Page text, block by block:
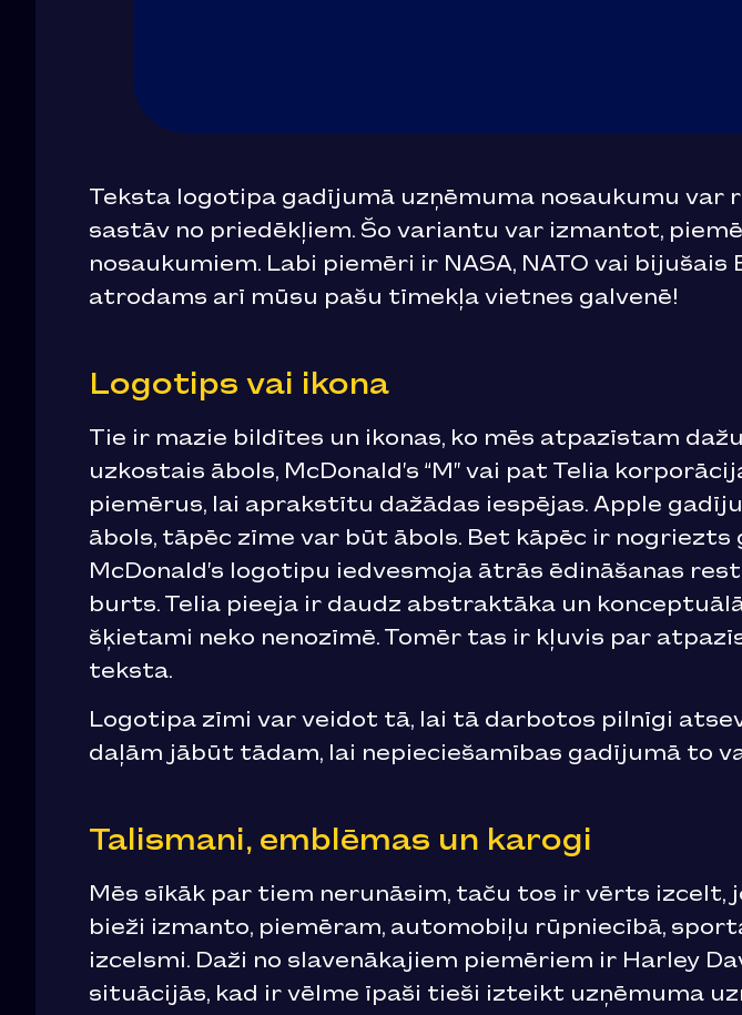
Teksta logotipa gadījumā uzņēmuma nosaukumu var
sastāv no priedēkļiem. Šo variantu var izmantot,
nosaukumiem. Labi piemēri ir NASA, NATO vai
atrodams arī mūsu pašu tīmekļa vietnes galvenē!
Logotips vai ikona
Tie ir mazie bildītes un ikonas, ko mēs atpazīstam
uzkostais ābols, McDonald’s “M” vai pat Telia
piemērus, lai aprakstītu dažādas iespējas. Apple
ābols, tāpēc zīme var būt ābols. Bet kāpēc ir
McDonald’s logotipu iedvesmoja ātrās ēdināšanas
burts. Telia pieeja ir daudz abstraktāka un
šķietami neko nenozīmē. Tomēr tas ir kļuvis par
teksta.
Logotipa zīmi var veidot tā, lai tā darbotos pilnīgi
daļām jābūt tādam, lai nepieciešamības gadījumā to
Talismani, emblēmas un karogi
Mēs sīkāk par tiem nerunāsim, taču tos ir vērts
bieži izmanto, piemēram, automobiļu rūpniecībā,
izcelsmi. Daži no slavenākajiem piemēriem ir Harley
situācijās, kad ir vēlme īpaši tieši izteikt uzņēmuma